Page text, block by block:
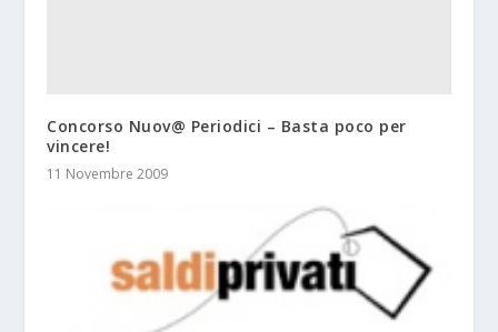
Concorso Nuov@ Periodici – Basta poco per
vincere!
11 Novembre 2009